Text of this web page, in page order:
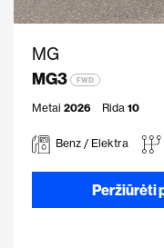
MG
MG3
FWD
Metai 2026 Rida 10
Benz / Elektra
Peržiūrėti